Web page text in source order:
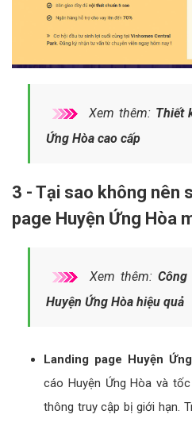
Xem thêm: Thiết
Ứng Hòa cao cấp
3 - Tại sao không nên
page Huyện Ứng Hòa
Xem thêm:
Huyện Ứng Hòa hiệu quả
Landing page Huyện
cáo Huyện Ứng Hòa và
thông truy cập bị giới hạn.